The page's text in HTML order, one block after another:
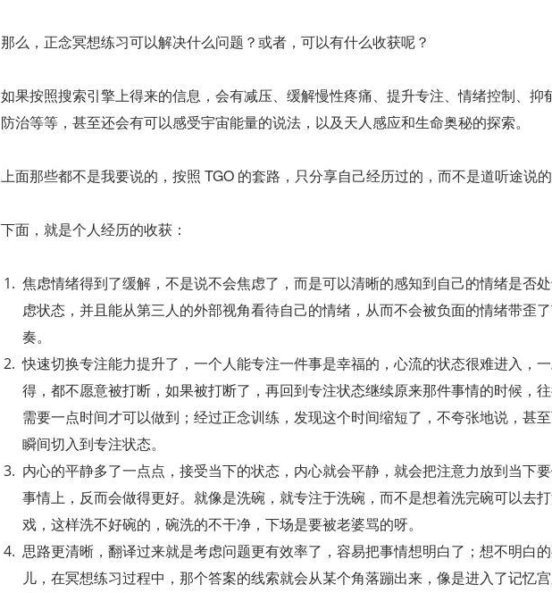
那么，正念冥想练习可以解决什么问题？或者，可以有什么收获呢？
如果按照搜索引擎上得来的信息，会有减压、缓解慢性疼痛、提升专注、情绪控制、抑
防治等等，甚至还会有可以感受宇宙能量的说法，以及天人感应和生命奥秘的探索。
上面那些都不是我要说的，按照 TGO 的套路，只分享自己经历过的，而不是道听途说的
下面，就是个人经历的收获：
焦虑情绪得到了缓解，不是说不会焦虑了，而是可以清晰的感知到自己的情绪是否
虑状态，并且能从第三人的外部视角看待自己的情绪，从而不会被负面的情绪带歪
奏。
快速切换专注能力提升了，一个人能专注一件事是幸福的，心流的状态很难进入，
得，都不愿意被打断，如果被打断了，再回到专注状态继续原来那件事情的时候，
需要一点时间才可以做到；经过正念训练，发现这个时间缩短了，不夸张地说，甚
瞬间切入到专注状态。
内心的平静多了一点点，接受当下的状态，内心就会平静，就会把注意力放到当下
事情上，反而会做得更好。就像是洗碗，就专注于洗碗，而不是想着洗完碗可以去
戏，这样洗不好碗的，碗洗的不干净，下场是要被老婆骂的呀。
思路更清晰，翻译过来就是考虑问题更有效率了，容易把事情想明白了；想不明白
儿，在冥想练习过程中，那个答案的线索就会从某个角落蹦出来，像是进入了记忆宫